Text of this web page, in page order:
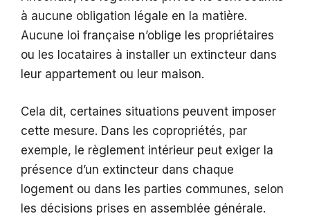
à aucune obligation légale en la matière.
Aucune loi française n’oblige les propriétaires
ou les locataires à installer un extincteur dans
leur appartement ou leur maison.
Cela dit, certaines situations peuvent imposer
cette mesure. Dans les copropriétés, par
exemple, le règlement intérieur peut exiger la
présence d’un extincteur dans chaque
logement ou dans les parties communes, selon
les décisions prises en assemblée générale.